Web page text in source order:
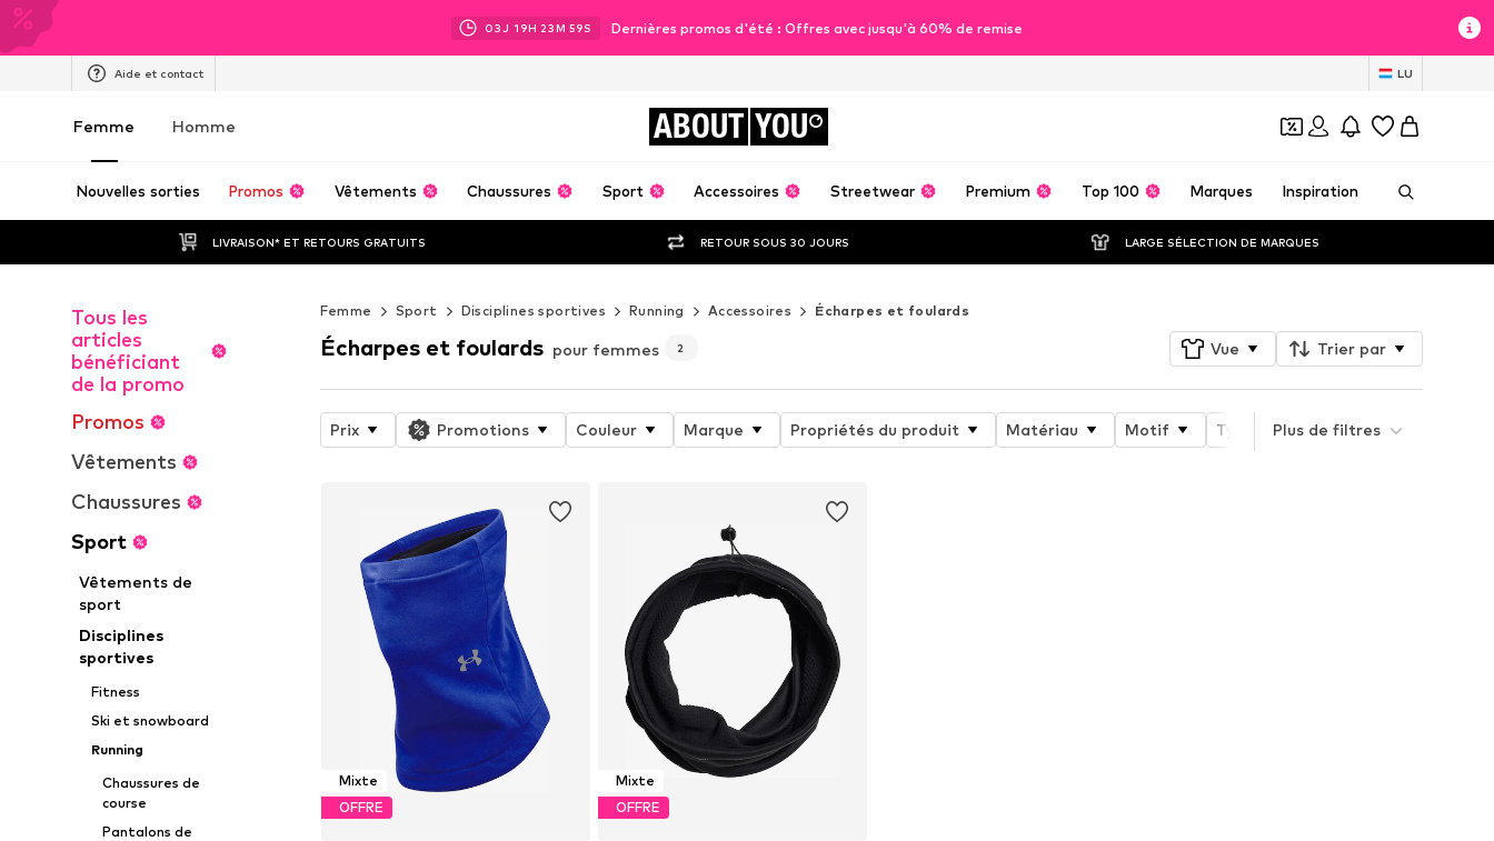
03J 19H 23M 57S Dernières promos d'été : Offres avec jusqu'à 60% de remise
Aide et contact LU
Femme Homme ABOUT YOU
Nouvelles sorties Promos Vêtements Chaussures Sport Accessoires Streetwear Premium Top 100 Marques Inspiration
LIVRAISON* ET RETOURS GRATUITS RETOUR SOUS 30 JOURS LARGE SÉLECTION DE MARQUES
Tous les
articles
bénéficiant
de la promo
Promos
Vêtements
Chaussures
Sport
Vêtements de
sport
Disciplines
sportives
Fitness
Ski et snowboard
Running
Chaussures de
course
Pantalons de
Femme Sport Disciplines sportives Running Accessoires Écharpes et foulards
Écharpes et foulards pour femmes 2 Vue Trier par
Prix Promotions Couleur Marque Propriétés du produit Matériau Motif Type de sport Fonctions
Plus de filtres
Mixte
OFFRE
Mixte
OFFRE